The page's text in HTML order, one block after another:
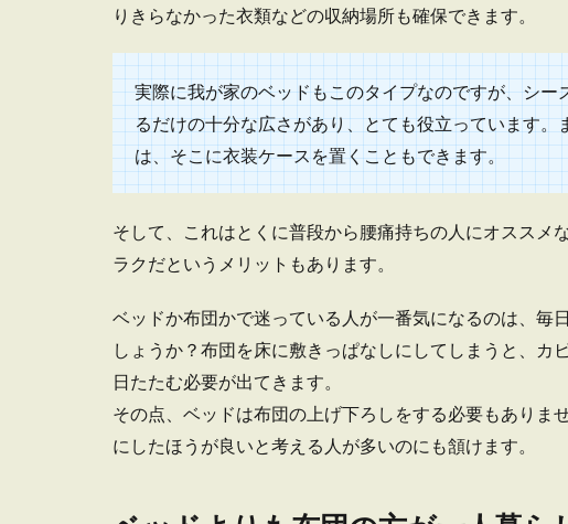
一人暮らしにタンスは
一人暮らしで自炊を心がけて
りきらなかった衣類などの収納場所も確保できます。
実際に我が家のベッドもこのタイプなのですが、シ
るだけの十分な広さがあり、とても役立っています
は、そこに衣装ケースを置くこともできます。
そして、これはとくに普段から腰痛持ちの人にオススメ
ラクだというメリットもあります。
ベッドか布団かで迷っている人が一番気になるのは、毎
しょうか？布団を床に敷きっぱなしにしてしまうと、カ
日たたむ必要が出てきます。
その点、ベッドは布団の上げ下ろしをする必要もありま
にしたほうが良いと考える人が多いのにも頷けます。